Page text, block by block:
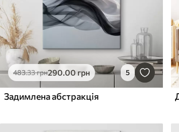
483.33грн290.00 грн 5
Задимлена абстракція